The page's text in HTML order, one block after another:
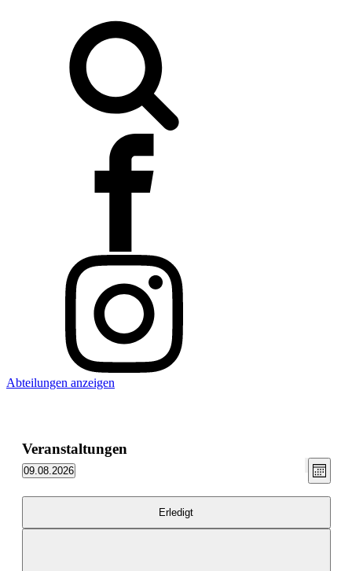
Abteilungen anzeigen
Veranstaltungen
Filter
Monat
09.08.2026
wählen.
Filter
Das
der
Erledigt